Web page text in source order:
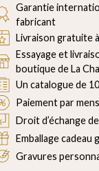
Garantie
fabricant
Livraison gratuite
Essayage et
boutique de La
Un catalogue de
Paiement par
Droit d’échange
Emballage cadeau
Gravures